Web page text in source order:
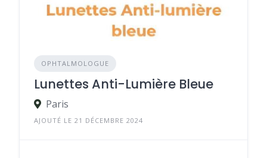
OPHTALMOLOGUE
Lunettes Anti-Lumière Bleue
Paris
AJOUTÉ LE 21 DÉCEMBRE 2024